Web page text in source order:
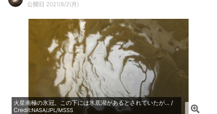
公開日 2021/8/2(月)
火星南極の氷冠。この下には氷底湖があるとされていたが… /
Credit:NASA/JPL/MSSS